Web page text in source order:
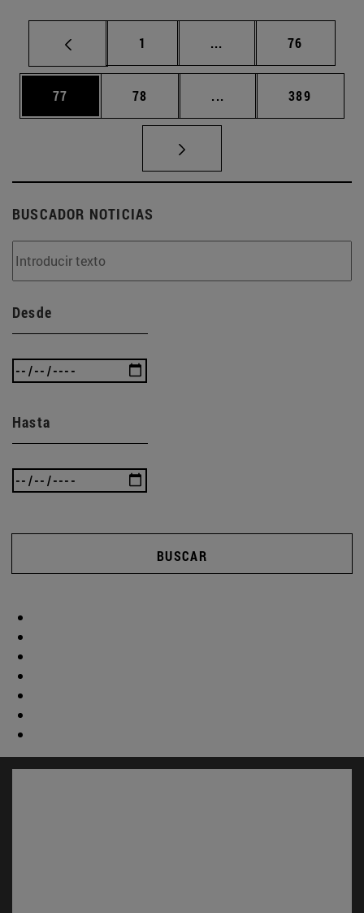
Página
1 ... Páginas intermedias
Página
76
Página
77 Página
78 ... Páginas intermedias
Página
389
BUSCADOR NOTICIAS
Desde
Hasta
BUSCAR